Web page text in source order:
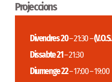
Projeccions
Divendres 20– 21:30 –
Dissabte 21– 21:30
Diumenge 22– 17:00 – 19:00